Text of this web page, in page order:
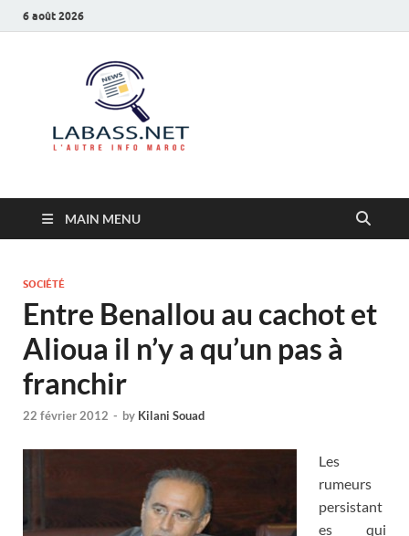
6 août 2026
MAIN MENU
SOCIÉTÉ
Entre Benallou au cachot et
Alioua il n’y a qu’un pas à
franchir
22 février 2012 - by Kilani Souad
Les
rumeurs
persistant
es qui